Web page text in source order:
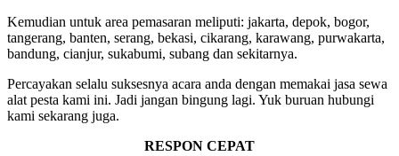
Kemudian untuk area pemasaran meliputi: jakarta, depok, bogor,
tangerang, banten, serang, bekasi, cikarang, karawang, purwakarta,
bandung, cianjur, sukabumi, subang dan sekitarnya.
Percayakan selalu suksesnya acara anda dengan memakai jasa sewa
alat pesta kami ini. Jadi jangan bingung lagi. Yuk buruan hubungi
kami sekarang juga.
RESPON CEPAT